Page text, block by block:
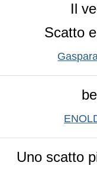
Il
Scatto
Uno scatto